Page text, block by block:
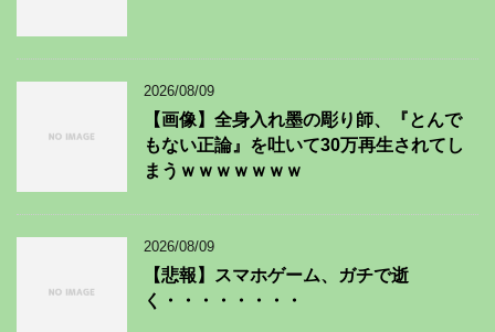
2026/08/09
【画像】全身入れ墨の彫り師、『とんで
もない正論』を吐いて30万再生されてし
まうｗｗｗｗｗｗｗ
2026/08/09
【悲報】スマホゲーム、ガチで逝
く・・・・・・・・